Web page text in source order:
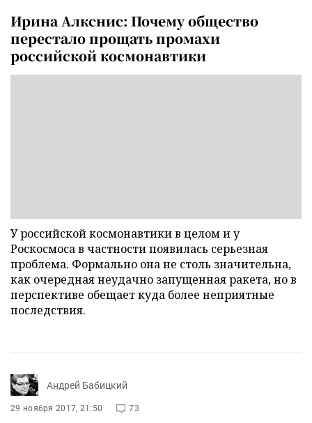
Ирина Алкснис: Почему общество
перестало прощать промахи
российской космонавтики
У российской космонавтики в целом и у
Роскосмоса в частности появилась серьезная
проблема. Формально она не столь значительна,
как очередная неудачно запущенная ракета, но в
перспективе обещает куда более неприятные
последствия.
Андрей Бабицкий
29 ноября 2017, 21:50 73